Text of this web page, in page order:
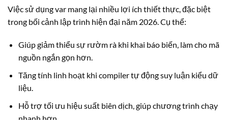
Việc sử dụng var mang lại nhiều lợi ích thiết thực, đặc biệt
trong bối cảnh lập trình hiện đại năm 2026. Cụ thể:
Giúp giảm thiểu sự rườm rà khi khai báo biến, làm cho mã
nguồn ngắn gọn hơn.
Tăng tính linh hoạt khi compiler tự động suy luận kiểu dữ
liệu.
Hỗ trợ tối ưu hiệu suất biên dịch, giúp chương trình chạy
nhanh hơn.